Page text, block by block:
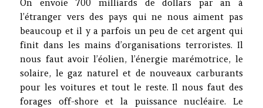
On envoie 700 milliards de dollars par an à
l’étranger vers des pays qui ne nous aiment pas
beaucoup et il y a parfois un peu de cet argent qui
finit dans les mains d’organisations terroristes. Il
nous faut avoir l’éolien, l’énergie marémotrice, le
solaire, le gaz naturel et de nouveaux carburants
pour les voitures et tout le reste. Il nous faut des
forages off-shore et la puissance nucléaire. Le